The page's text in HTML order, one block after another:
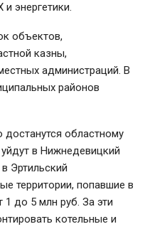
энергетики.
объектов,
казны,
администраций. В
районов
областному
в Нижнедевицкий
Эртильский
территории, попавшие в
1 до 5 млн руб. За эти
котельные и